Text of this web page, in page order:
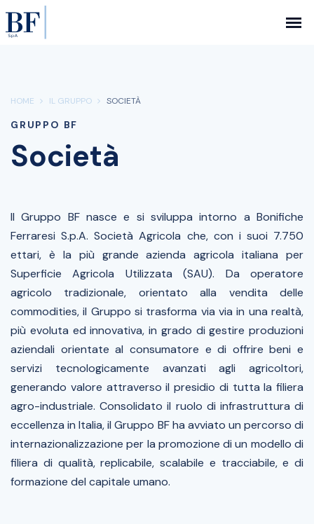
HOME IL GRUPPO SOCIETÀ
GRUPPO BF
Società
Il Gruppo BF nasce e si sviluppa intorno a Bonifiche
Ferraresi S.p.A. Società Agricola che, con i suoi 7.750
ettari, è la più grande azienda agricola italiana per
Superficie Agricola Utilizzata (SAU). Da operatore
agricolo tradizionale, orientato alla vendita delle
commodities, il Gruppo si trasforma via via in una realtà,
più evoluta ed innovativa, in grado di gestire produzioni
aziendali orientate al consumatore e di offrire beni e
servizi tecnologicamente avanzati agli agricoltori,
generando valore attraverso il presidio di tutta la filiera
agro-industriale. Consolidato il ruolo di infrastruttura di
eccellenza in Italia, il Gruppo BF ha avviato un percorso di
internazionalizzazione per la promozione di un modello di
filiera di qualità, replicabile, scalabile e tracciabile, e di
formazione del capitale umano.